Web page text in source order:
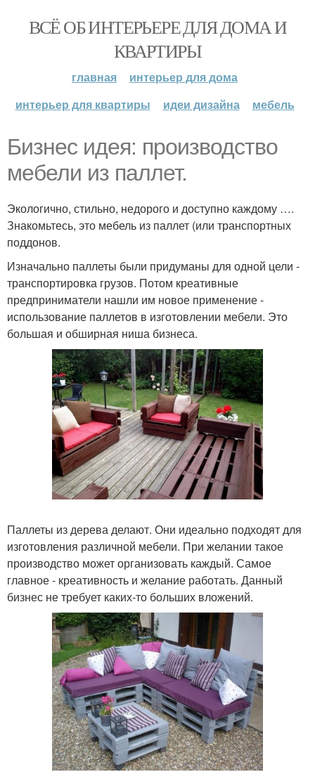
ВСЁ ОБ ИНТЕРЬЕРЕ ДЛЯ ДОМА И
КВАРТИРЫ
главная
интерьер для дома
интерьер для квартиры
идеи дизайна мебель
Бизнес идея: производство
мебели из паллет.
Экологично, стильно, недорого и доступно каждому ….
Знакомьтесь, это мебель из паллет (или транспортных
поддонов.
Изначально паллеты были придуманы для одной цели -
транспортировка грузов. Потом креативные
предприниматели нашли им новое применение -
использование паллетов в изготовлении мебели. Это
большая и обширная ниша бизнеса.
Паллеты из дерева делают. Они идеально подходят для
изготовления различной мебели. При желании такое
производство может организовать каждый. Самое
главное - креативность и желание работать. Данный
бизнес не требует каких-то больших вложений.